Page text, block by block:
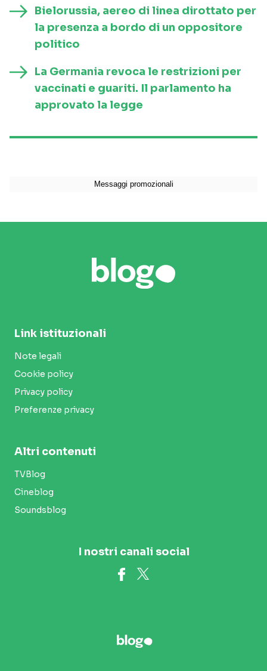
Bielorussia, aereo di linea dirottato per
la presenza a bordo di un oppositore
politico
La Germania revoca le restrizioni per
vaccinati e guariti. Il parlamento ha
approvato la legge
Link istituzionali
Note legali
Cookie policy
Privacy policy
Preferenze privacy
Altri contenuti
TVBlog
Cineblog
Soundsblog
I nostri canali social